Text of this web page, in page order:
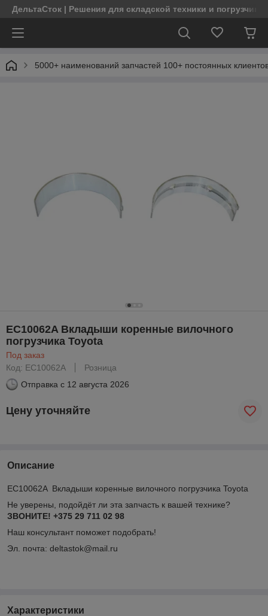
ДельтаСток | Решения для складской техники и
5000+ наименований запчастей 100+ постоянных
EC10062A Вкладыши коренные вилочного
погрузчика Toyota
Под заказ
Код: EC10062A
Розница
Отправка с 12 августа 2026
Цену уточняйте
Описание
EC10062A Вкладыши коренные вилочного погрузчика Toyota
Не уверены, подойдёт ли эта запчасть к вашей технике?
ЗВОНИТЕ! +375 29 711 02 98
Наш консультант поможет подобрать!
Эл. почта: deltastok@mail.ru
Характеристики